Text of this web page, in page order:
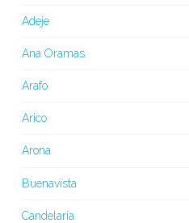
Adeje
Ana Oramas
Arafo
Arico
Arona
Buenavista
Candelaria